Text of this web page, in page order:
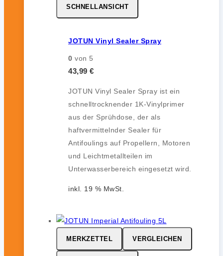
SCHNELLANSICHT
JOTUN Vinyl Sealer Spray
0 von 5
43,99 €
JOTUN Vinyl Sealer Spray ist ein
schnelltrocknender 1K-Vinylprimer
aus der Sprühdose, der als
haftvermittelnder Sealer für
Antifoulings auf Propellern, Motoren
und Leichtmetallteilen im
Unterwasserbereich eingesetzt wird.
inkl. 19 % MwSt.
MERKZETTEL VERGLEICHEN